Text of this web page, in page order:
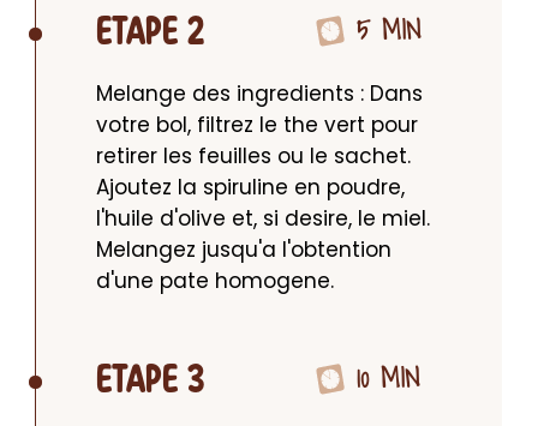
ETAPE 2 5 MIN
Melange des ingredients : Dans
votre bol, filtrez le the vert pour
retirer les feuilles ou le sachet.
Ajoutez la spiruline en poudre,
l'huile d'olive et, si desire, le miel.
Melangez jusqu'a l'obtention
d'une pate homogene.
ETAPE 3 10 MIN